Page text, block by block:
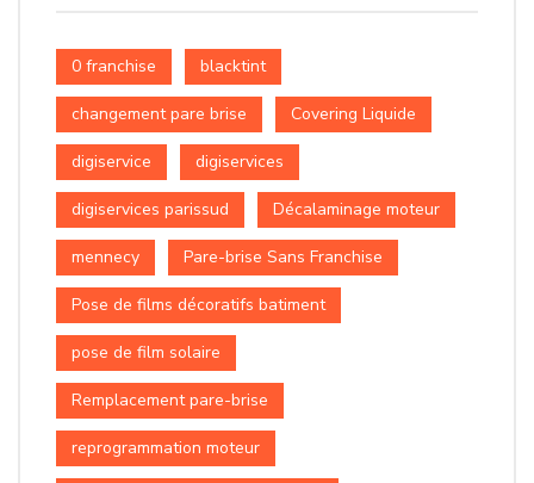
0 franchise blacktint
changement pare brise Covering Liquide
digiservice digiservices
digiservices parissud Décalaminage moteur
mennecy Pare-brise Sans Franchise
Pose de films décoratifs batiment
pose de film solaire
Remplacement pare-brise
reprogrammation moteur